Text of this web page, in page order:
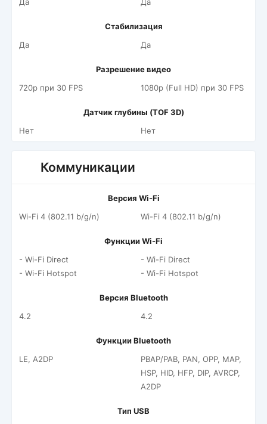
Стабилизация
Да
Да
Разрешение видео
720p при 30 FPS
1080p (Full HD) при 30 FPS
Датчик глубины (TOF 3D)
Нет
Нет
Коммуникации
Версия Wi-Fi
Wi-Fi 4 (802.11 b/g/n)
Wi-Fi 4 (802.11 b/g/n)
Функции Wi-Fi
- Wi-Fi Direct
- Wi-Fi Hotspot
- Wi-Fi Direct
- Wi-Fi Hotspot
Версия Bluetooth
4.2
4.2
Функции Bluetooth
LE, A2DP
PBAP/PAB, PAN, OPP, MAP,
HSP, HID, HFP, DIP, AVRCP,
A2DP
Тип USB